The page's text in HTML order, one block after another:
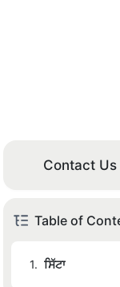
Contact
Table of
1. ਸਿੱਟਾ